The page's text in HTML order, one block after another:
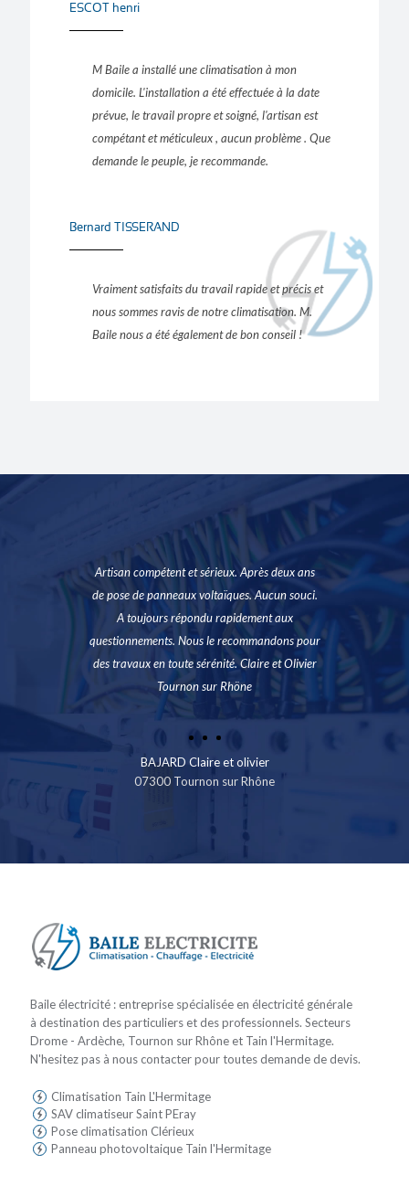
ESCOT henri
M Baile a installé une climatisation à mon
domicile. L'installation a été effectuée à la date
prévue, le travail propre et soigné, l'artisan est
compétant et méticuleux , aucun problème . Que
demande le peuple, je recommande.
Bernard TISSERAND
Vraiment satisfaits du travail rapide et précis et
nous sommes ravis de notre climatisation. M.
Baile nous a été également de bon conseil !
Artisan compétent et sérieux. Après deux ans
de pose de panneaux voltaïques. Aucun souci.
A toujours répondu rapidement aux
questionnements. Nous le recommandons pour
des travaux en toute sérénité. Claire et Olivier
Tournon sur Rhöne
BAJARD Claire et olivier
07300 Tournon sur Rhône
Baile électricité : entreprise spécialisée en électricité générale
à destination des particuliers et des professionnels. Secteurs
Drome - Ardèche, Tournon sur Rhône et Tain l'Hermitage.
N'hesitez pas à nous contacter pour toutes demande de devis.
Climatisation Tain L'Hermitage
SAV climatiseur Saint PEray
Pose climatisation Clérieux
Panneau photovoltaique Tain l'Hermitage